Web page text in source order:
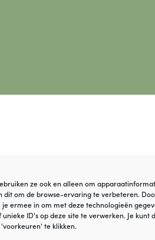
ze ook en alleen om
dit om de browse-ervaring te verbeteren.
ermee in om met deze technologieën
ID's op deze site te verwerken. Je kunt
te klikken.
Disclaimer
Cookiebeleid